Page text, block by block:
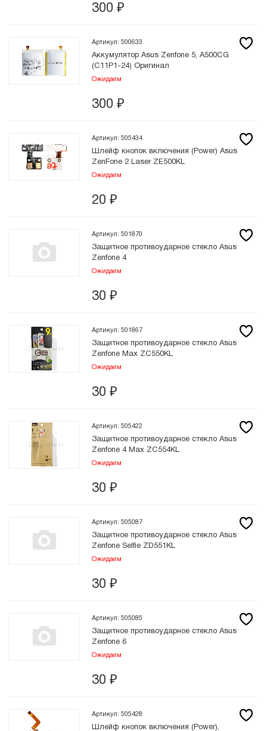
300 ₽
Артикул: 500633
Аккумулятор Asus Zenfone 5, A500CG
(C11P1-24) Оригинал
Ожидаем
300 ₽
Артикул: 505434
Шлейф кнопок включения (Power) Asus
ZenFone 2 Laser ZE500KL
Ожидаем
20 ₽
Артикул: 501870
Защитное противоударное стекло Asus
Zenfone 4
Ожидаем
30 ₽
Артикул: 501867
Защитное противоударное стекло Asus
Zenfone Max ZC550KL
Ожидаем
30 ₽
Артикул: 505422
Защитное противоударное стекло Asus
Zenfone 4 Max ZC554KL
Ожидаем
30 ₽
Артикул: 505087
Защитное противоударное стекло Asus
Zenfone Selfie ZD551KL
Ожидаем
30 ₽
Артикул: 505085
Защитное противоударное стекло Asus
Zenfone 6
Ожидаем
30 ₽
Артикул: 505428
Шлейф кнопок включения (Power),